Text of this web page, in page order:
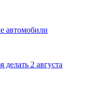
автомобили
делать 2 августа